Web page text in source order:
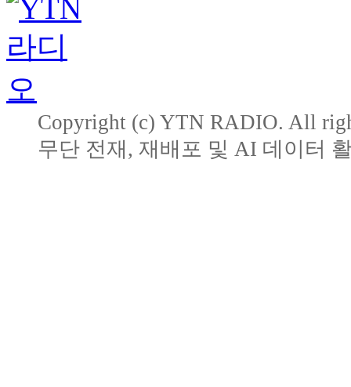
Copyright (c) YTN RADIO. All
무단 전재, 재배포 및 AI 데이터